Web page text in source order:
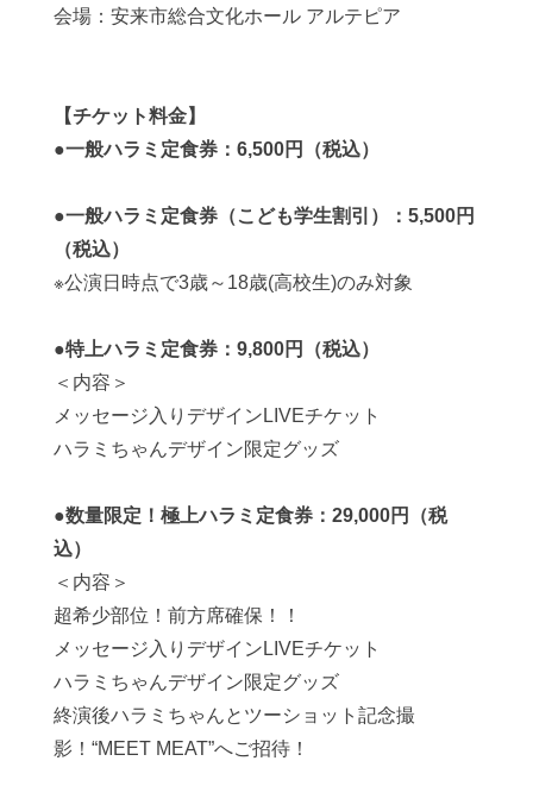
会場：安来市総合文化ホール アルテピア
【チケット料金】
●一般ハラミ定食券： 6,500円（税込）
●一般ハラミ定食券（こども学生割引）： 5,500円
（税込）
※公演日時点で3歳～ 18歳(高校生)のみ対象
●特上ハラミ定食券： 9,800円（税込）
＜内容＞
メッセージ入りデザイン LIVEチケット
ハラミちゃんデザイン限定グッズ
●数量限定！極上ハラミ定食券： 29,000円（税
込）
＜内容＞
超希少部位！前方席確保！！
メッセージ入りデザイン LIVEチケット
ハラミちゃんデザイン限定グッズ
終演後ハラミちゃんとツーショット記念撮
影！ “MEET MEAT”へご招待！